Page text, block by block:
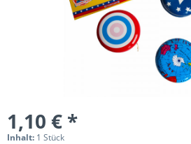
1,10 € *
Inhalt: 1 Stück